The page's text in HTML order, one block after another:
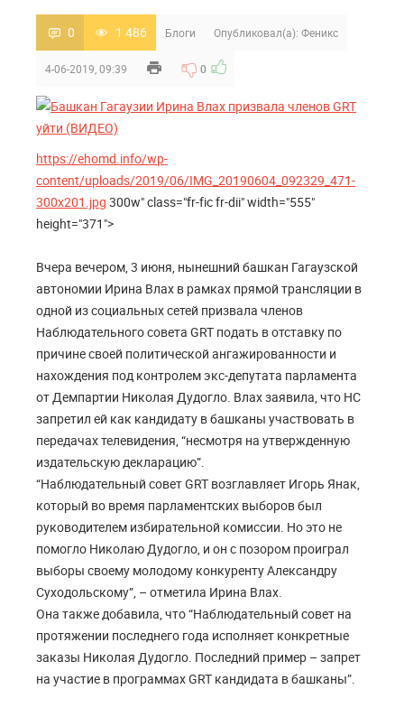
0 1 486 Блоги Опубликовал(а): Феникс
4-06-2019, 09:39 0
https://ehomd.info/wp-
content/uploads/2019/06/IMG_20190604_092329_471-
300x201.jpg 300w" class="fr-fic fr-dii" width="555"
height="371">
Вчера вечером, 3 июня, нынешний башкан Гагаузской
автономии Ирина Влах в рамках прямой трансляции в
одной из социальных сетей призвала членов
Наблюдательного совета GRT подать в отставку по
причине своей политической ангажированности и
нахождения под контролем экс-депутата парламента
от Демпартии Николая Дудогло. Влах заявила, что НС
запретил ей как кандидату в башканы участвовать в
передачах телевидения, “несмотря на утвержденную
издательскую декларацию”.
“Наблюдательный совет GRT возглавляет Игорь Янак,
который во время парламентских выборов был
руководителем избирательной комиссии. Но это не
помогло Николаю Дудогло, и он с позором проиграл
выборы своему молодому конкуренту Александру
Суходольскому”, – отметила Ирина Влах.
Она также добавила, что “Наблюдательный совет на
протяжении последнего года исполняет конкретные
заказы Николая Дудогло. Последний пример – запрет
на участие в программах GRT кандидата в башканы”.